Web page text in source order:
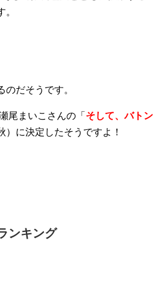
のだそうです。
尾まいこさんの「 そして、バトン
）に決定したそうですよ！
ンキング